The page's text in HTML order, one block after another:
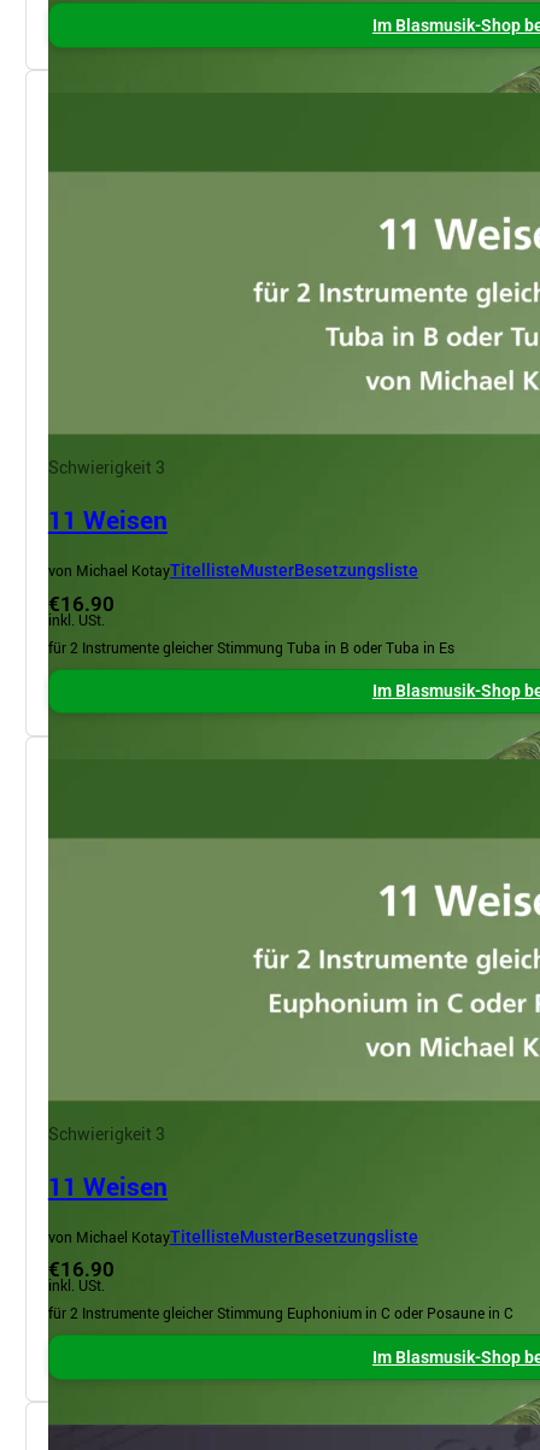
Im Blasmusik-Shop
Schwierigkeit 3
11 Weisen
von Michael KotayTitellisteMusterBesetzungsliste
€16.90
inkl. USt.
für 2 Instrumente gleicher Stimmung Tuba in B oder Tuba in Es
Im Blasmusik-Shop
Schwierigkeit 3
11 Weisen
von Michael KotayTitellisteMusterBesetzungsliste
€16.90
inkl. USt.
für 2 Instrumente gleicher Stimmung Euphonium in C oder Posaune in C
Im Blasmusik-Shop